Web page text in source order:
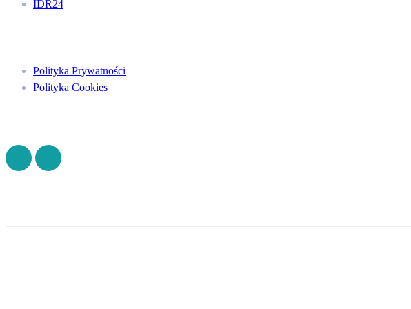
IDR24
Polityka Prywatności
Polityka Cookies